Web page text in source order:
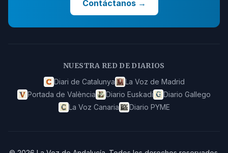
Contáctanos→
NUESTRA RED DE DIARIOS
Diari de Catalunya
La Voz de Madrid
Portada de València
Diario Euskadi
Diario Gallego
La Voz Canaria
Diario PYME